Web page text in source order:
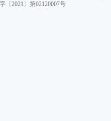
〔2021〕第02120007号